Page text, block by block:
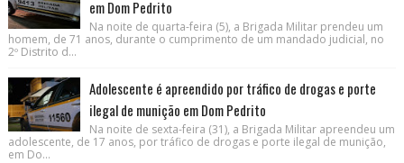
em Dom Pedrito
Na noite de quarta-feira (5), a Brigada Militar prendeu um
homem, de 71 anos, durante o cumprimento de um mandado judicial, no
2º Distrito d...
Adolescente é apreendido por tráfico de drogas e porte
ilegal de munição em Dom Pedrito
Na noite de sexta-feira (31), a Brigada Militar apreendeu um
adolescente, de 17 anos, por tráfico de drogas e porte ilegal de munição,
em Do...